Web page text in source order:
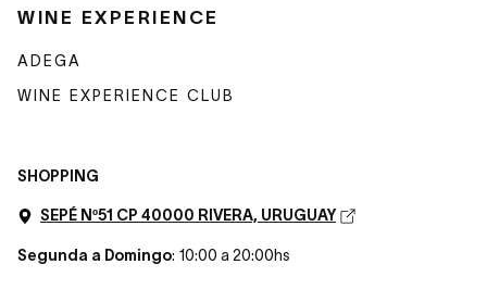
WINE EXPERIENCE
ADEGA
WINE EXPERIENCE CLUB
SHOPPING
SEPÉ Nº51 CP 40000 RIVERA, URUGUAY
Segunda a Domingo: 10:00 a 20:00hs